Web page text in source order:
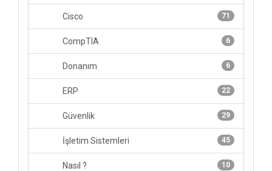
71
Cisco
6
CompTIA
6
Donanım
22
ERP
29
Güvenlik
45
İşletim Sistemleri
10
Nasıl ?